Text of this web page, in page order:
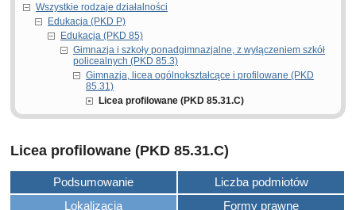
Wszystkie rodzaje działalności
Edukacja (PKD P)
Edukacja (PKD 85)
Gimnazja i szkoły ponadgimnazjalne, z wyłączeniem szkół
policealnych (PKD 85.3)
Gimnazja, licea ogólnokształcące i profilowane (PKD
85.31)
Licea profilowane (PKD 85.31.C)
Licea profilowane (PKD 85.31.C)
Podsumowanie
Liczba podmiotów
Lokalizacja
Formy prawne